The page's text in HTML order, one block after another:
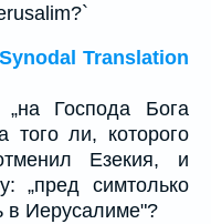
Translation
Господа Бога
ли, которого
Езекия, и
„пред симтолько
в Иерусалиме"?